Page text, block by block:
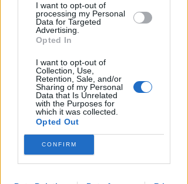
I want to opt-out of
processing my Personal
Data for Targeted
Advertising.
Opted In
I want to opt-out of
Collection, Use,
Retention, Sale, and/or
Sharing of my Personal
Data that Is Unrelated
with the Purposes for
which it was collected.
Opted Out
CONFIRM